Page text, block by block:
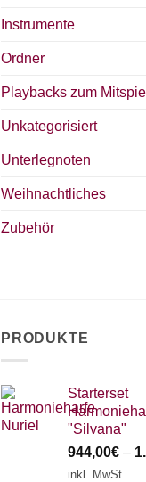
Instrumente
Ordner
Playbacks zum
Unkategorisiert
Unterlegnoten
Weihnachtliches
Zubehör
PRODUKTE
Starterset
"Silvana"
944,00€ –
inkl. MwSt.